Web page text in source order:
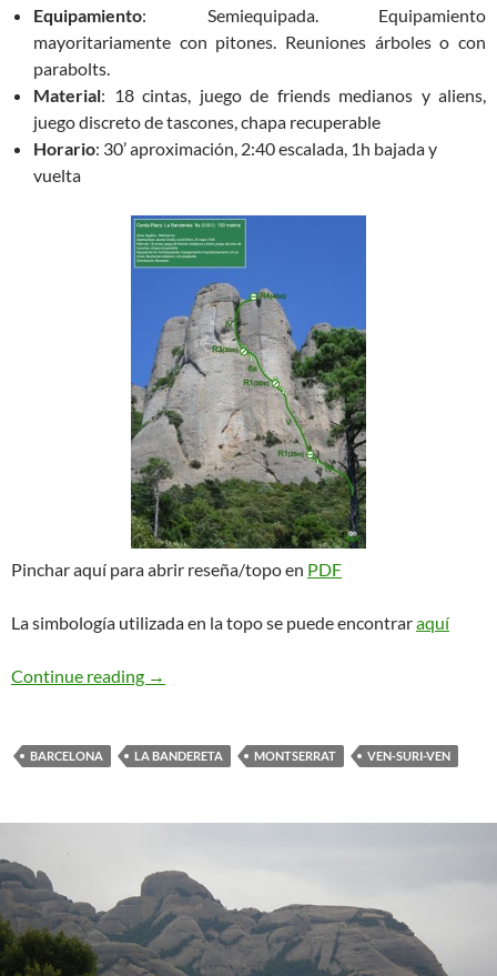
Equipamiento: Semiequipada. Equipamiento
mayoritariamente con pitones. Reuniones árboles o con
parabolts.
Material: 18 cintas, juego de friends medianos y aliens,
juego discreto de tascones, chapa recuperable
Horario: 30’ aproximación, 2:40 escalada, 1h bajada y
vuelta
Pinchar aquí para abrir reseña/topo en PDF
La simbología utilizada en la topo se puede encontraraquí
Continue reading Cerdà-Riera. La Bandereta
→
BARCELONA LA BANDERETA MONTSERRAT VEN-SURI-VEN